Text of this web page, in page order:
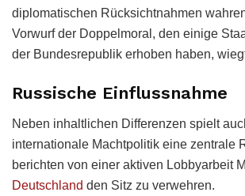
diplomatischen Rücksichtnahmen
Vorwurf der Doppelmoral, den einige
der Bundesrepublik erhoben haben,
Russische Einflussnahme
Neben inhaltlichen Differenzen spielt
internationale Machtpolitik eine zentrale
berichten von einer aktiven Lobbyarbeit
Deutschland den Sitz zu verwehren.